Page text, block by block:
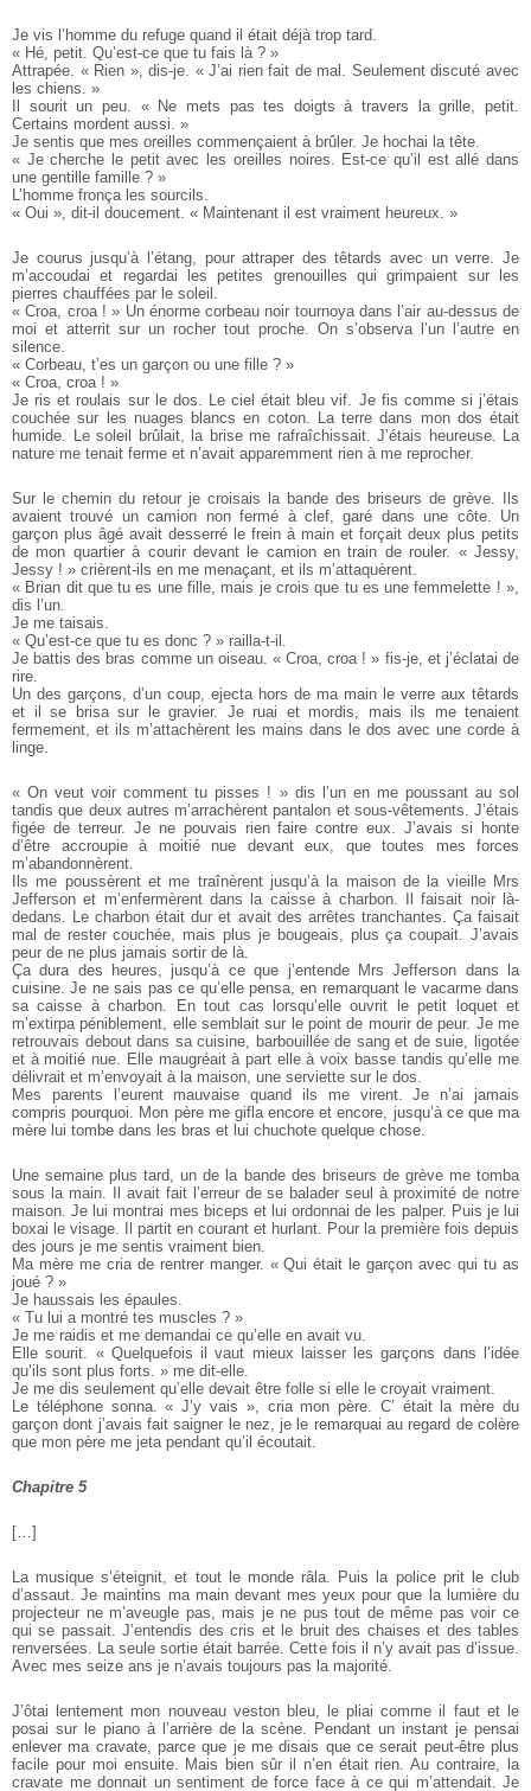
Je vis l’homme du refuge quand il était déjà trop tard.
« Hé, petit. Qu’est-ce que tu fais là ? »
Attrapée. « Rien », dis-je. « J’ai rien fait de mal. Seulement discuté avec
les chiens. »
Il sourit un peu. « Ne mets pas tes doigts à travers la grille, petit.
Certains mordent aussi. »
Je sentis que mes oreilles commençaient à brûler. Je hochai la tête.
« Je cherche le petit avec les oreilles noires. Est-ce qu’il est allé dans
une gentille famille ? »
L’homme fronça les sourcils.
« Oui », dit-il doucement. « Maintenant il est vraiment heureux. »
Je courus jusqu’à l’étang, pour attraper des têtards avec un verre. Je
m’accoudai et regardai les petites grenouilles qui grimpaient sur les
pierres chauffées par le soleil.
« Croa, croa ! » Un énorme corbeau noir tournoya dans l’air au-dessus de
moi et atterrit sur un rocher tout proche. On s’observa l’un l’autre en
silence.
« Corbeau, t’es un garçon ou une fille ? »
« Croa, croa ! »
Je ris et roulais sur le dos. Le ciel était bleu vif. Je fis comme si j’étais
couchée sur les nuages blancs en coton. La terre dans mon dos était
humide. Le soleil brûlait, la brise me rafraîchissait. J’étais heureuse. La
nature me tenait ferme et n’avait apparemment rien à me reprocher.
Sur le chemin du retour je croisais la bande des briseurs de grève. Ils
avaient trouvé un camion non fermé à clef, garé dans une côte. Un
garçon plus âgé avait desserré le frein à main et forçait deux plus petits
de mon quartier à courir devant le camion en train de rouler. « Jessy,
Jessy ! » crièrent-ils en me menaçant, et ils m’attaquèrent.
« Brian dit que tu es une fille, mais je crois que tu es une femmelette ! »,
dis l’un.
Je me taisais.
« Qu’est-ce que tu es donc ? » railla-t-il.
Je battis des bras comme un oiseau. « Croa, croa ! » fis-je, et j’éclatai de
rire.
Un des garçons, d’un coup, ejecta hors de ma main le verre aux têtards
et il se brisa sur le gravier. Je ruai et mordis, mais ils me tenaient
fermement, et ils m’attachèrent les mains dans le dos avec une corde à
linge.
« On veut voir comment tu pisses ! » dis l’un en me poussant au sol
tandis que deux autres m’arrachèrent pantalon et sous-vêtements. J’étais
figée de terreur. Je ne pouvais rien faire contre eux. J’avais si honte
d’être accroupie à moitié nue devant eux, que toutes mes forces
m’abandonnèrent.
Ils me poussèrent et me traînèrent jusqu’à la maison de la vieille Mrs
Jefferson et m’enfermèrent dans la caisse à charbon. Il faisait noir là-
dedans. Le charbon était dur et avait des arrêtes tranchantes. Ça faisait
mal de rester couchée, mais plus je bougeais, plus ça coupait. J’avais
peur de ne plus jamais sortir de là.
Ça dura des heures, jusqu’à ce que j’entende Mrs Jefferson dans la
cuisine. Je ne sais pas ce qu’elle pensa, en remarquant le vacarme dans
sa caisse à charbon. En tout cas lorsqu’elle ouvrit le petit loquet et
m’extirpa péniblement, elle semblait sur le point de mourir de peur. Je me
retrouvais debout dans sa cuisine, barbouillée de sang et de suie, ligotée
et à moitié nue. Elle maugréait à part elle à voix basse tandis qu’elle me
délivrait et m’envoyait à la maison, une serviette sur le dos.
Mes parents l’eurent mauvaise quand ils me virent. Je n’ai jamais
compris pourquoi. Mon père me gifla encore et encore, jusqu’à ce que ma
mère lui tombe dans les bras et lui chuchote quelque chose.
Une semaine plus tard, un de la bande des briseurs de grève me tomba
sous la main. Il avait fait l’erreur de se balader seul à proximité de notre
maison. Je lui montrai mes biceps et lui ordonnai de les palper. Puis je lui
boxai le visage. Il partit en courant et hurlant. Pour la première fois depuis
des jours je me sentis vraiment bien.
Ma mère me cria de rentrer manger. « Qui était le garçon avec qui tu as
joué ? »
Je haussais les épaules.
« Tu lui a montré tes muscles ? »
Je me raidis et me demandai ce qu’elle en avait vu.
Elle sourit. « Quelquefois il vaut mieux laisser les garçons dans l’idée
qu’ils sont plus forts. » me dit-elle.
Je me dis seulement qu’elle devait être folle si elle le croyait vraiment.
Le téléphone sonna. « J’y vais », cria mon père. C’ était la mère du
garçon dont j’avais fait saigner le nez, je le remarquai au regard de colère
que mon père me jeta pendant qu’il écoutait.
Chapitre 5
[…]
La musique s’éteignit, et tout le monde râla. Puis la police prit le club
d’assaut. Je maintins ma main devant mes yeux pour que la lumière du
projecteur ne m’aveugle pas, mais je ne pus tout de même pas voir ce
qui se passait. J’entendis des cris et le bruit des chaises et des tables
renversées. La seule sortie était barrée. Cette fois il n’y avait pas d’issue.
Avec mes seize ans je n’avais toujours pas la majorité.
J’ôtai lentement mon nouveau veston bleu, le pliai comme il faut et le
posai sur le piano à l’arrière de la scène. Pendant un instant je pensai
enlever ma cravate, parce que je me disais que ce serait peut-être plus
facile pour moi ensuite. Mais bien sûr il n’en était rien. Au contraire, la
cravate me donnait un sentiment de force face à ce qui m’attendait. Je